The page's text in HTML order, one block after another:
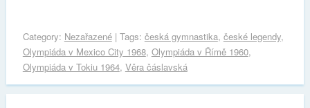
Category: Nezařazené| Tags: česká gymnastika, české legendy,
Olympiáda v Mexico City 1968, Olympiáda v Římě 1960,
Olympiáda v Tokiu 1964, Věra čáslavská